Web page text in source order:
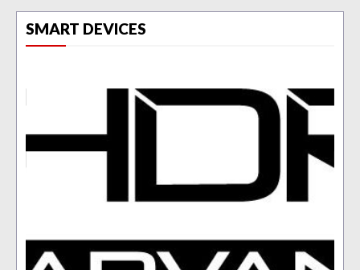
SMART DEVICES